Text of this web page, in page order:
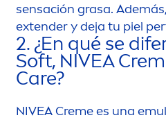
sensación grasa.
extender y deja tu piel
2. ¿En qué se
Soft, NIVEA
Care?
NIVEA Cremees una